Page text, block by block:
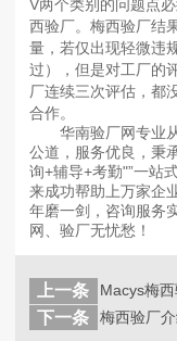
V两个类别的问题点
西验厂。梅西验厂结
量，若仅出现轻微违
过），但是对工厂的
厂连续三次评估，都
合作。
华南验厂网专业
公道，服务优良，秉
询+辅导+考勤"”一站
来成功帮助上万家企
年磨一剑，咨询服务
网、验厂无忧愁！
上一条 Macys梅西
下一条